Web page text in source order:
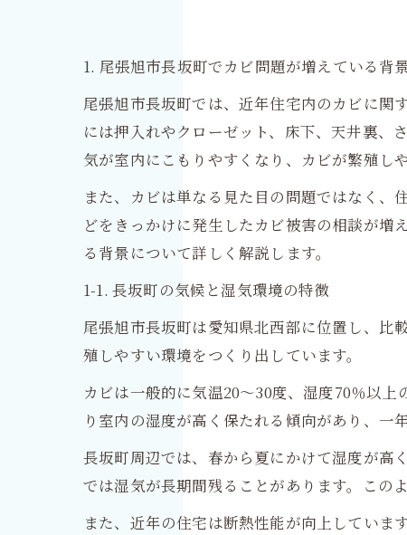
1. 尾張旭市長坂町でカビ問題が増えている背
尾張旭市長坂町では、近年住宅内のカビに関
には押入れやクローゼット、床下、天井裏、
気が室内にこもりやすくなり、カビが繁殖し
また、カビは単なる見た目の問題ではなく、
どをきっかけに発生したカビ被害の相談が増
る背景について詳しく解説します。
1-1. 長坂町の気候と湿気環境の特徴
尾張旭市長坂町は愛知県北西部に位置し、比
殖しやすい環境をつくり出しています。
カビは一般的に気温20～30度、湿度70％以
り室内の湿度が高く保たれる傾向があり、一
長坂町周辺では、春から夏にかけて湿度が高
では湿気が長期間残ることがあります。この
また、近年の住宅は断熱性能が向上していま